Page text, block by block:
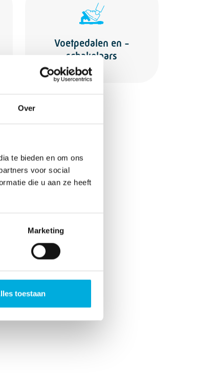
Over
te bieden en om ons
voor social
die u aan ze heeft
Marketing
toestaan
Voetpedalen en -
schakelaars